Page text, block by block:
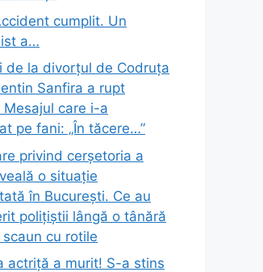
cumplit. Un
a…
de la divorțul de Codruța
Sanfira a rupt
care i-a
pe fani: „În tăcere…”
privind cerșetoria a
o situație
în București. Ce au
polițiștii lângă o tânără
cu rotile
actriță a murit! S-a stins